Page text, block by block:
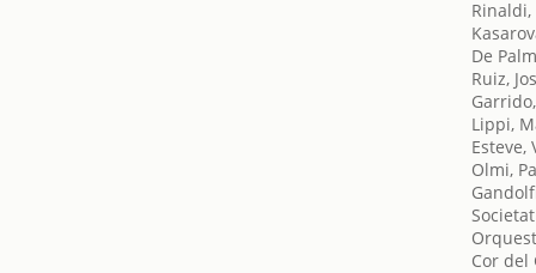
De
Ruiz,
Lippi,
Esteve,
Olmi,
Cor del